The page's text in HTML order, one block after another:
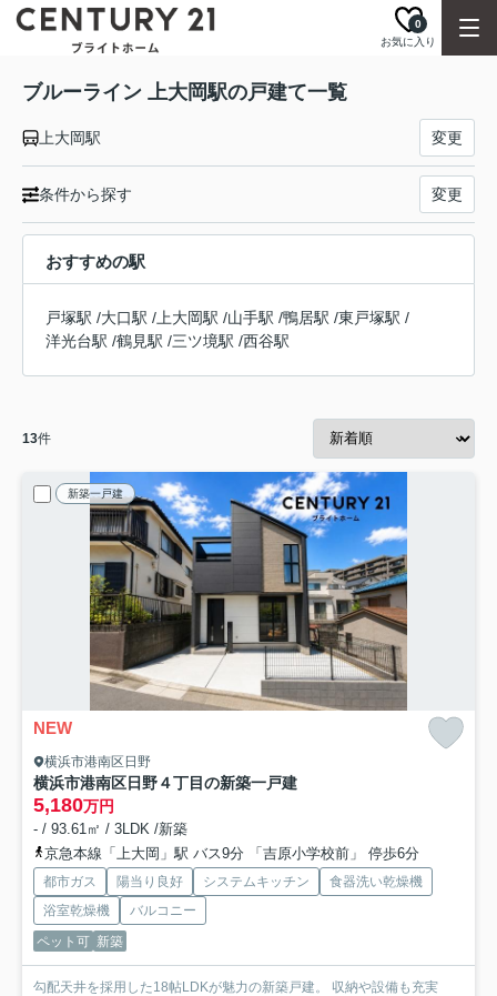
お気に入り
0
ブルーライン 上大岡駅の戸建て一覧
上大岡駅 変更
条件から探す 変更
おすすめの駅
戸塚駅 /大口駅 / 上大岡駅 /山手駅 /鴨居駅 /東戸塚駅 /
洋光台駅 /鶴見駅 /三ツ境駅 /西谷駅
13件
新築一戸建
NEW
横浜市港南区日野
横浜市港南区日野４丁目の新築一戸建
5,180万円
- / 93.61㎡ / 3LDK /新築
京急本線「上大岡」駅 バス9分 「吉原小学校前」 停歩6分
都市ガス 陽当り良好 システムキッチン
食器洗い乾燥機
浴室乾燥機
バルコニー
ペット可 新築
勾配天井を採用した18帖LDKが魅力の新築戸建。 収納や設備も充実